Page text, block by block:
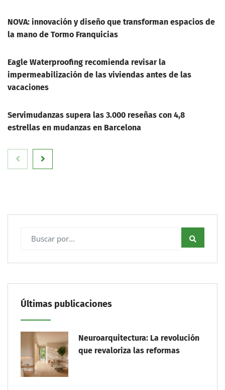
NOVA: innovación y diseño que transforman espacios de
la mano de Tormo Franquicias
Eagle Waterproofing recomienda revisar la
impermeabilización de las viviendas antes de las
vacaciones
Servimudanzas supera las 3.000 reseñas con 4,8
estrellas en mudanzas en Barcelona
Últimas publicaciones
Neuroarquitectura: La revolución
que revaloriza las reformas